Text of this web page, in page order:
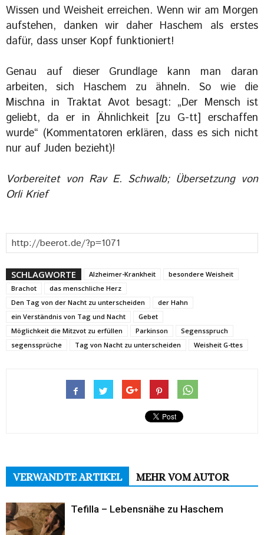
Wissen und Weisheit erreichen. Wenn wir am Morgen
aufstehen, danken wir daher Haschem als erstes
dafür, dass unser Kopf funktioniert!
Genau auf dieser Grundlage kann man daran
arbeiten, sich Haschem zu ähneln. So wie die
Mischna in Traktat Avot besagt: „Der Mensch ist
geliebt, da er in Ähnlichkeit [zu G-tt] erschaffen
wurde“ (Kommentatoren erklären, dass es sich nicht
nur auf Juden bezieht)!
Vorbereitet von Rav E. Schwalb; Übersetzung von
Orli Krief
SCHLAGWORTE Alzheimer-Krankheit
besondere Weisheit
Brachot
das menschliche Herz
Den Tag von der Nacht zu unterscheiden
der Hahn
ein Verständnis von Tag und Nacht
Gebet
Möglichkeit die Mitzvot zu erfüllen
Parkinson
Segensspruch
segenssprüche
Tag von Nacht zu unterscheiden Weisheit G-ttes
VERWANDTE ARTIKEL MEHR VOM AUTOR
Tefilla – Lebensnähe zu Haschem